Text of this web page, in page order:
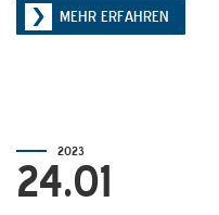
MEHR ERFAHREN
2023
24.01